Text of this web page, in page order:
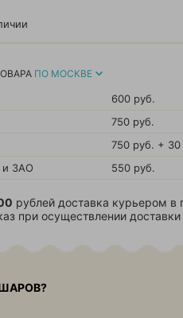
ПО МОСКВЕ
600 руб.
750 руб.
750 руб. + 30
и ЗАО
550 руб.
рублей доставка курьером в
при осуществлении